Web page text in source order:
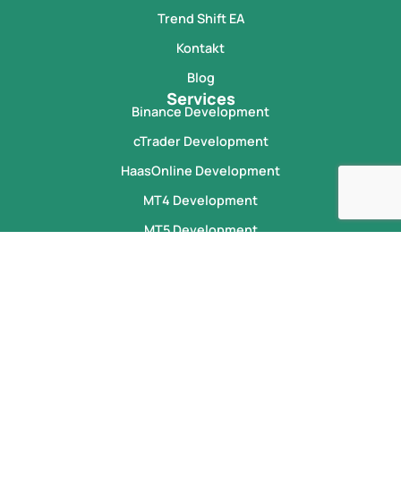
Trend Shift EA
Kontakt
Blog
Services
Binance Development
cTrader Development
HaasOnline Development
MT4 Development
MT5 Development